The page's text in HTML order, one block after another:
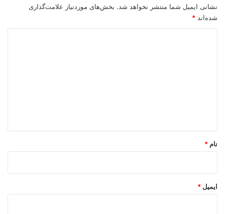
نشانی ایمیل شما منتشر نخواهد شد. بخش‌های موردنیاز علامت‌گذاری
شده‌اند *
نام *
ایمیل *